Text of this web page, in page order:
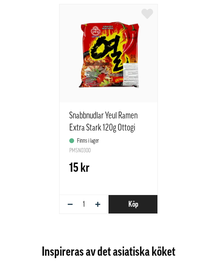
Snabbnudlar Yeul Ramen
Extra Stark 120g Ottogi
KoreanFinns i lager
PMSN0300
15 kr
− + Köp
Inspireras av det asiatiska köket